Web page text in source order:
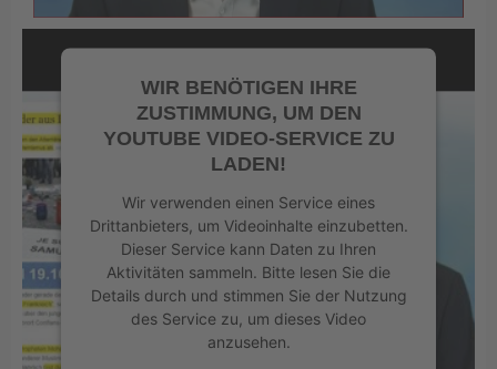
WIR BENÖTIGEN IHRE
ZUSTIMMUNG, UM DEN
YOUTUBE VIDEO-SERVICE ZU
LADEN!
Wir verwenden einen Service eines
Drittanbieters, um Videoinhalte einzubetten.
Dieser Service kann Daten zu Ihren
Aktivitäten sammeln. Bitte lesen Sie die
Details durch und stimmen Sie der Nutzung
des Service zu, um dieses Video
anzusehen.